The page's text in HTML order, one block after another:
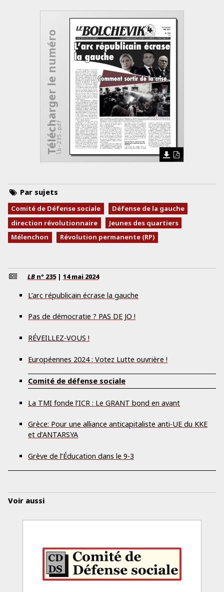
Télécharger le numérolb-235.pdf
Par sujets
Comité de Défense sociale
Défense de la gauche
direction révolutionnaire
Jeunes des quartiers
Mélenchon
Révolution permanente (RP)
LBnº 235 | 14 mai 2024
L’arc républicain écrase la gauche
Pas de démocratie ? PAS DE JO !
RÉVEILLEZ-VOUS !
Européennes 2024 : Votez Lutte ouvrière !
Comité de défense sociale
La TMI fonde l’ICR : Le GRANT bond en avant
Grèce: Pour une alliance anticapitaliste anti-UE du KKE
et d’ANTARSYA
Grève de l’Éducation dans le 9-3
Voir aussi